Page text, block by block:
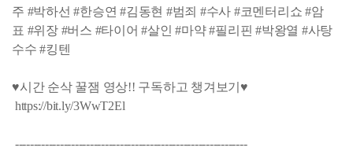
주 #박하선 #한승연 #김동현 #범죄 #수사 #코멘터리쇼 #암
표 #위장 #버스 #타이어 #살인 #마약 #필리핀 #박왕열 #사탕
수수 #킹텐
♥시간 순삭 꿀잼 영상!! 구독하고 챙겨보기♥
https://bit.ly/3WwT2El
--------------------------------------------------------------